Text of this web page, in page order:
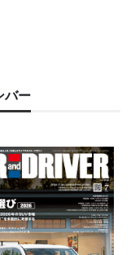
バー